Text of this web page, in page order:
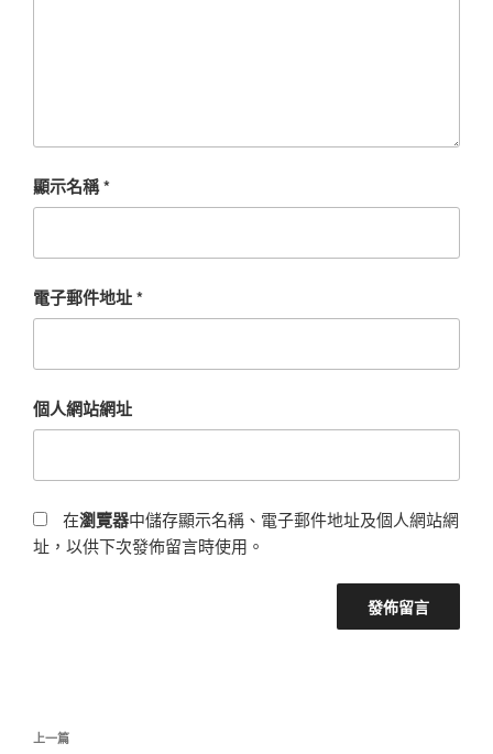
顯示名稱*
電子郵件地址*
個人網站網址
在瀏覽器中儲存顯示名稱、電子郵件地址及個人網站網
址，以供下次發佈留言時使用。
文
上
上一篇